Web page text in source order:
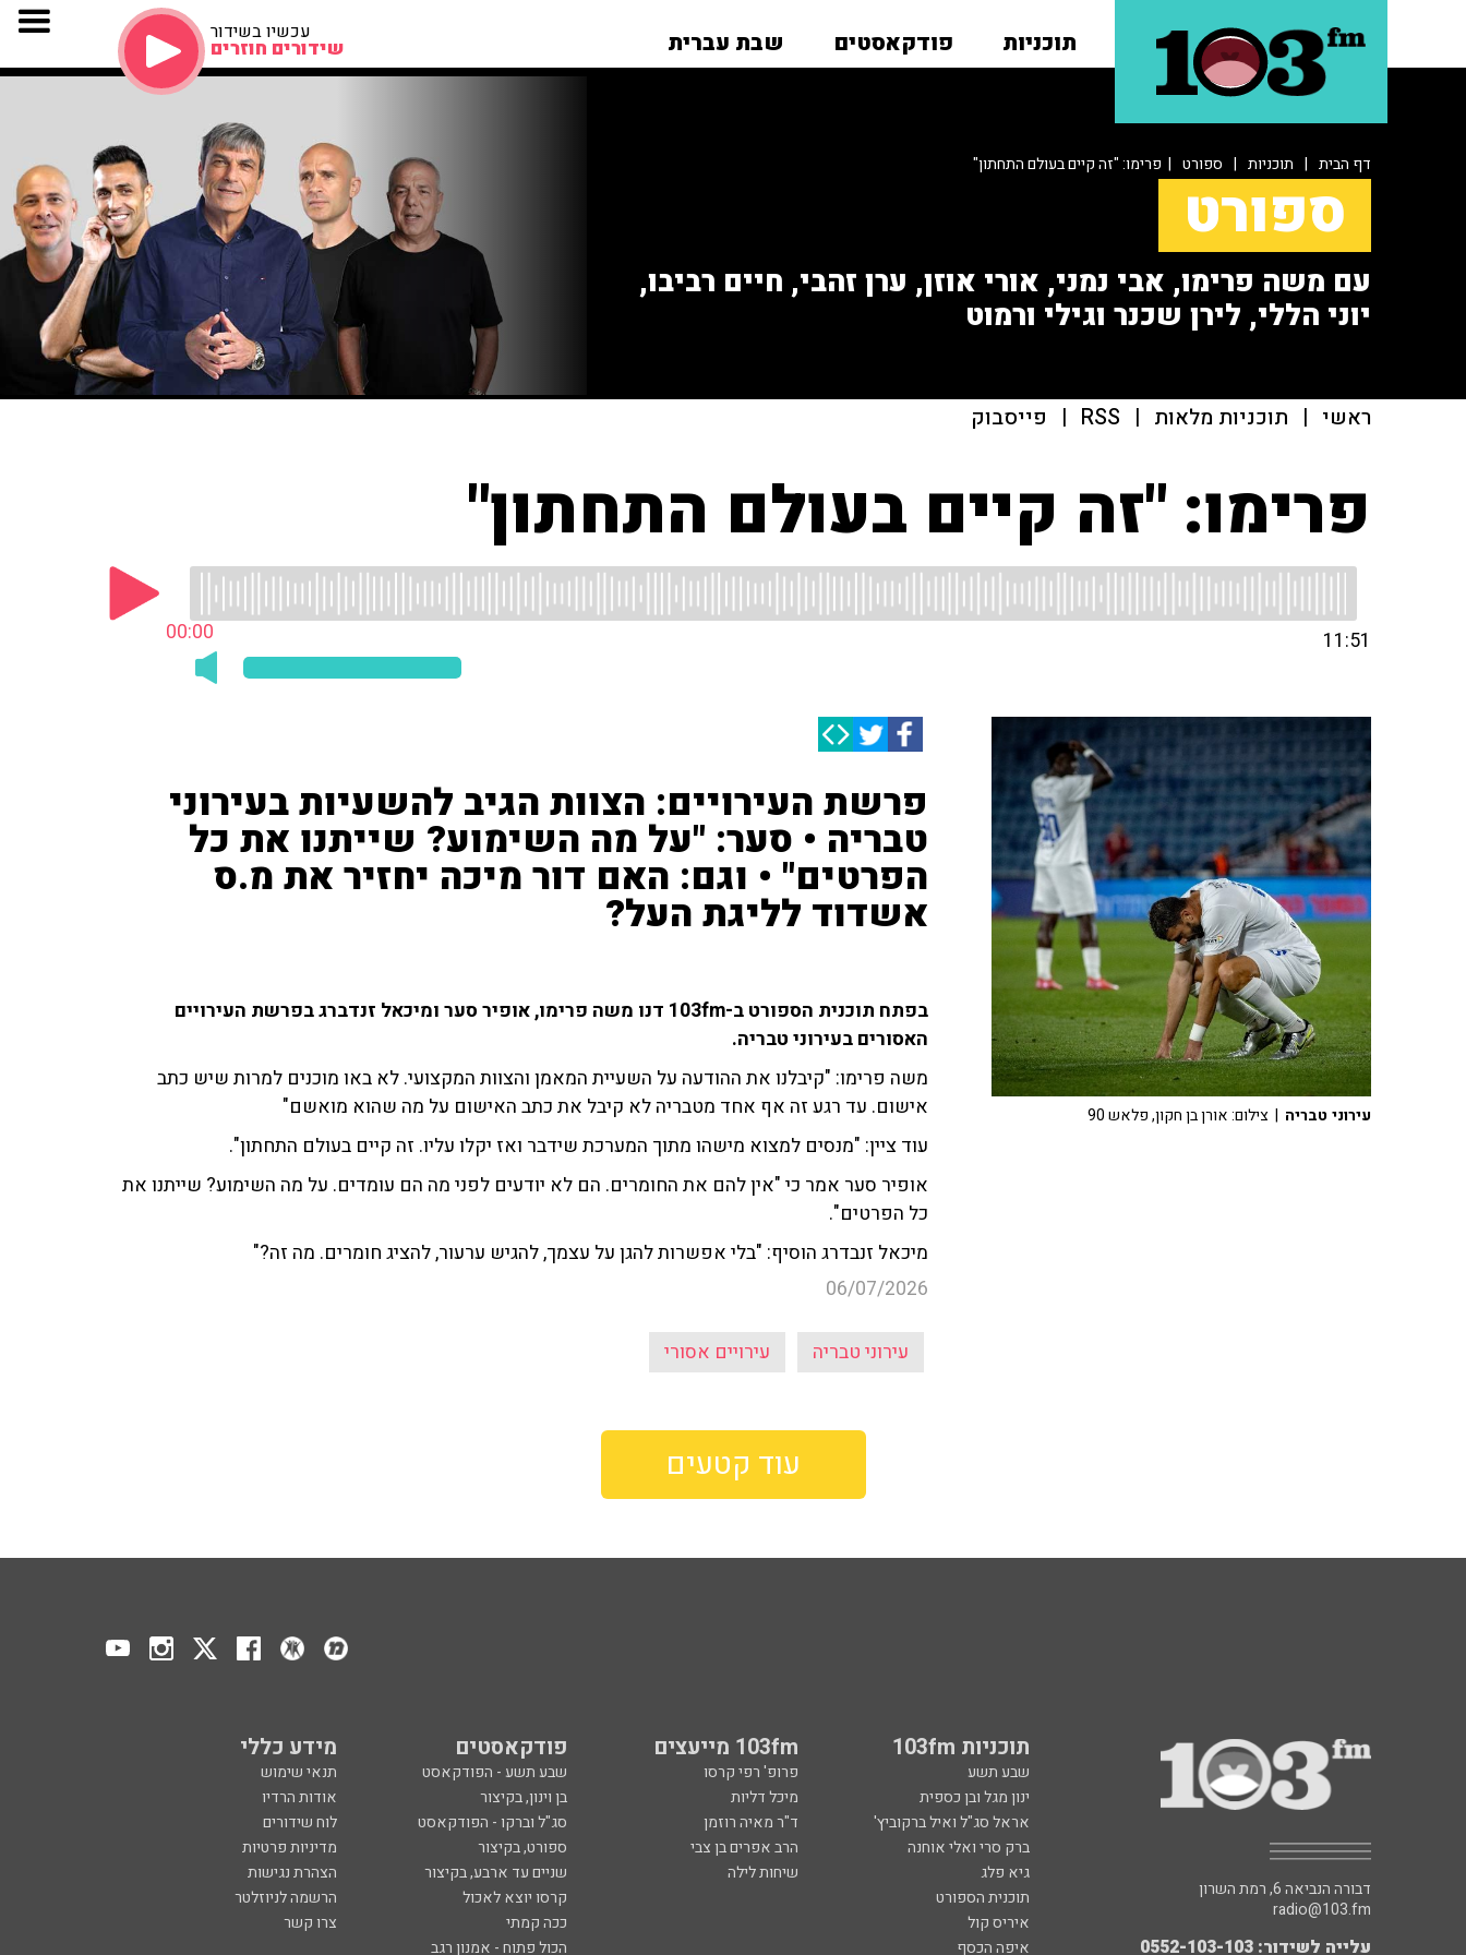
תוכניות פודקאסטים שבת עברית עכשיו בשידור
שידורים חוזרים
דף הבית | תוכניות | ספורט | פרימו: "זה קיים בעולם התחתון"
ספורט
עם משה פרימו, אבי נמני, אורי אוזן, ערן זהבי, חיים רביבו,
יוני הללי, לירן שכנר וגילי ורמוט
ראשי | תוכניות מלאות |
RSS
| פייסבוק
פרימו: "זה קיים בעולם התחתון"
00:00 11:51
פרשת העירויים: הצוות הגיב להשעיות בעירוני
טבריה • סער: "על מה השימוע? שייתנו את כל
הפרטים" • וגם: האם דור מיכה יחזיר את מ.ס
אשדוד לליגת העל?
בפתח תוכנית הספורט ב-103fm דנו משה פרימו, אופיר סער ומיכאל זנדברג בפרשת העירויים
האסורים בעירוני טבריה.
משה פרימו: "קיבלנו את ההודעה על השעיית המאמן והצוות המקצועי. לא באו מוכנים למרות שיש כתב
אישום. עד רגע זה אף אחד מטבריה לא קיבל את כתב האישום על מה שהוא מואשם"
עוד ציין: "מנסים למצוא מישהו מתוך המערכת שידבר ואז יקלו עליו. זה קיים בעולם התחתון".
אופיר סער אמר כי "אין להם את החומרים. הם לא יודעים לפני מה הם עומדים. על מה השימוע? שייתנו את
כל הפרטים".
מיכאל זנבדרג הוסיף: "בלי אפשרות להגן על עצמך, להגיש ערעור, להציג חומרים. מה זה?"
06/07/2026
עירוני טבריה עירויים אסורי
עירוני טבריה | צילום: אורן בן חקון, פלאש 90
עוד קטעים
תוכניות 103fm 103fm מייעצים פודקאסטים מידע כללי
שבע תשע פרופ' רפי קרסו שבע תשע - הפודקאסט
תנאי שימוש
ינון מגל ובן כספית
מיכל דליות בן וינון, בקיצור
אודות הרדיו
אראל סג"ל ואיל ברקוביץ'
ד"ר מאיה רוזמן סג"ל וברקו - הפודקאסט
לוח שידורים
ברק סרי ואלי אוחנה
הרב אפרים בן צבי ספורט, בקיצור
מדיניות פרטיות
גיא פלג
שיחות לילה שניים עד ארבע, בקיצור
הצהרת נגישות
תוכנית הספורט
קרסו יוצא לאכול
הרשמה לניוזלטר
איריס קול
ככה קמתי
צרו קשר
איפה הכסף
הכול פתוח - אמנון רגב
דבורה הנביאה 6, רמת השרון
radio@103.fm
עלייה לשידור: 0552-103-103